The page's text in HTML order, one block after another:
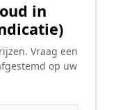
in
Vraag een
op uw